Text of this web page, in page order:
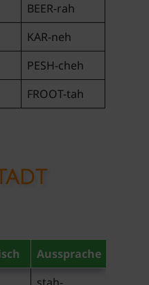
BEER-rah
KAR-neh
PESH-cheh
FROOT-tah
Aussprache